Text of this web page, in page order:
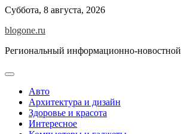
Перейти
содержимому
Суббота, 8 августа, 2026
blogone.ru
Региональный информационно-новостной
Авто
Архитектура и дизайн
Здоровье и красота
Интересное